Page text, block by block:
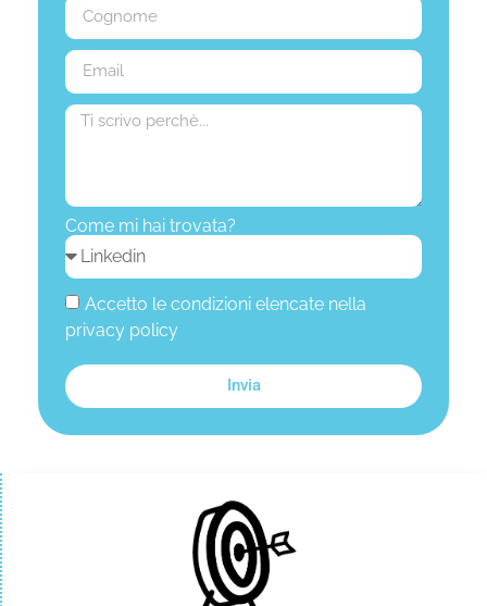
Come mi hai trovata?
Accetto le condizioni elencate nella
privacy policy
Invia